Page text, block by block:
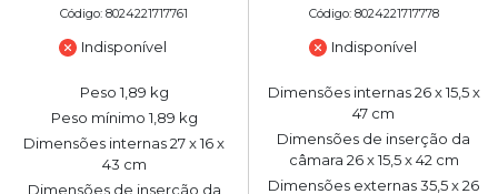
Código: 8024221717761
Indisponível
Peso 1,89 kg
Peso mínimo 1,89 kg
Dimensões internas 27 x 16 x
43 cm
Dimensões de inserção da
Código: 8024221717778
Indisponível
Dimensões internas 26 x 15,5 x
47 cm
Dimensões de inserção da
câmara 26 x 15,5 x 42 cm
Dimensões externas 35,5 x 26